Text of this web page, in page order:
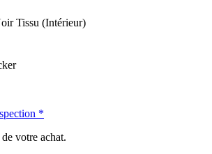
Tissu (Intérieur)
*
votre achat.